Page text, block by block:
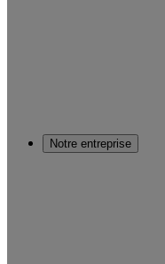
Notre entreprise